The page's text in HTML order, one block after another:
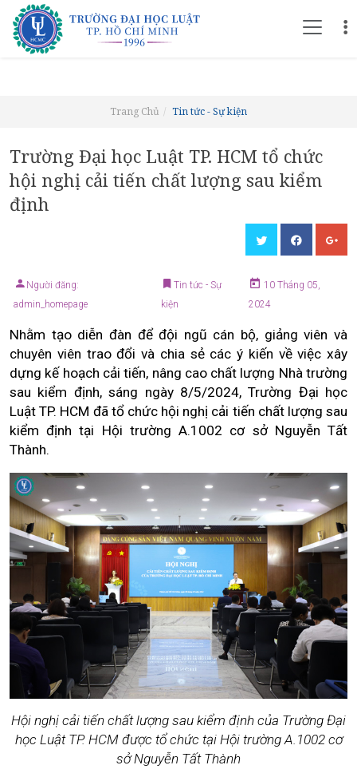
Trang Chủ Tin tức - Sự kiện
Trường Đại học Luật TP. HCM tổ chức
hội nghị cải tiến chất lượng sau kiểm
định
Người đăng:
admin_homepage
Tin tức - Sự
kiện
10 Tháng 05,
2024
Nhằm tạo diễn đàn để đội ngũ cán bộ, giảng viên và
chuyên viên trao đổi và chia sẻ các ý kiến về việc xây
dựng kế hoạch cải tiến, nâng cao chất lượng Nhà trường
sau kiểm định, sáng ngày 8/5/2024, Trường Đại học
Luật TP. HCM đã tổ chức hội nghị cải tiến chất lượng sau
kiểm định tại Hội trường A.1002 cơ sở Nguyễn Tất
Thành.
Hội nghị cải tiến chất lượng sau kiểm định của Trường Đại
học Luật TP. HCM được tổ chức tại Hội trường A.1002 cơ
sở Nguyễn Tất Thành